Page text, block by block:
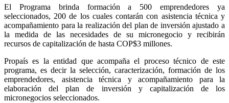
El Programa brinda formación a 500 emprendedores ya
seleccionados, 200 de los cuales contarán con asistencia técnica y
acompañamiento para la realización del plan de inversión ajustado a
la medida de las necesidades de su micronegocio y recibirán
recursos de capitalización de hasta COP$3 millones.
Propaís es la entidad que acompaña el proceso técnico de este
programa, es decir la selección, caracterización, formación de los
emprendedores, asistencia técnica y acompañamiento para la
elaboración del plan de inversión y capitalización de los
micronegocios seleccionados.